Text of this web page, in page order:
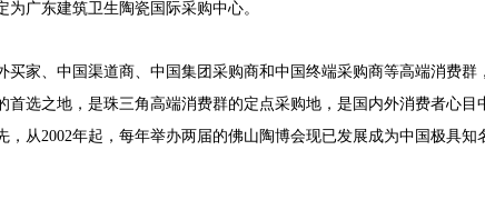
为广东建筑卫生陶瓷国际采购中心。
买家、中国渠道商、中国集团采购商和中国终端采购商等高端消费
首选之地，是珠三角高端消费群的定点采购地，是国内外消费者心
，从2002年起，每年举办两届的佛山陶博会现已发展成为中国极具知